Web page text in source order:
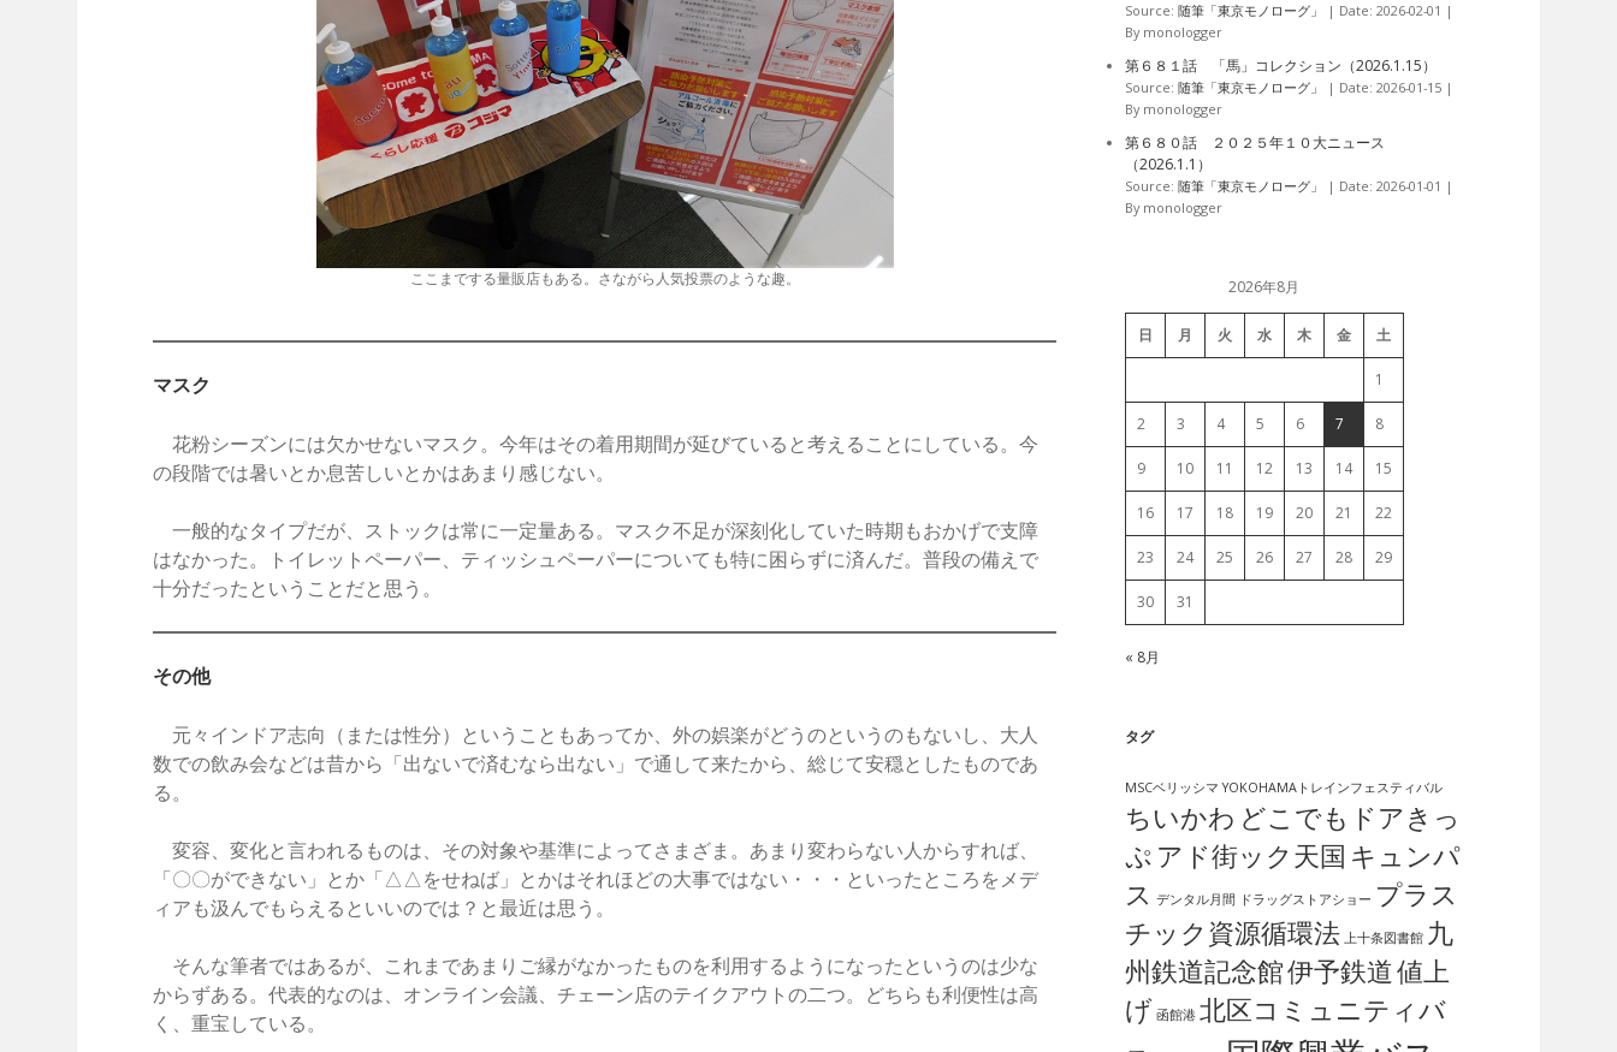
ここまでする量販店もある。さながら人気投票のような趣。
マスク
花粉シーズンには欠かせないマスク。今年はその着用期間が延びていると考えることにしている。今
の段階では暑いとか息苦しいとかはあまり感じない。
一般的なタイプだが、ストックは常に一定量ある。マスク不足が深刻化していた時期もおかげで支障
はなかった。トイレットペーパー、ティッシュペーパーについても特に困らずに済んだ。普段の備えで
十分だったということだと思う。
その他
元々インドア志向（または性分）ということもあってか、外の娯楽がどうのというのもないし、大人
数での飲み会などは昔から「出ないで済むなら出ない」で通して来たから、総じて安穏としたものであ
る。
変容、変化と言われるものは、その対象や基準によってさまざま。あまり変わらない人からすれば、
「〇〇ができない」とか「△△をせねば」とかはそれほどの大事ではない・・・といったところをメデ
ィアも汲んでもらえるといいのでは？と最近は思う。
そんな筆者ではあるが、これまであまりご縁がなかったものを利用するようになったというのは少な
からずある。代表的なのは、オンライン会議、チェーン店のテイクアウトの二つ。どちらも利便性は高
く、重宝している。
Source: 随筆「東京モノローグ」
Date: 2026-02-01
By monologger
第６８１話 「馬」コレクション（2026.1.15）
Source: 随筆「東京モノローグ」
Date: 2026-01-15
By monologger
第６８０話 ２０２５年１０大ニュース
（2026.1.1）
Source: 随筆「東京モノローグ」
Date: 2026-01-01
By monologger
2026年8月
日 月 火 水 木 金 土
1
2 3 4 5 6 7 8
9 10 11 12 13 14 15
16 17 18 19 20 21 22
23 24 25 26 27 28 29
30 31
« 8月
タグ
MSCベリッシマ YOKOHAMAトレインフェスティバル
ちいかわ どこでもドアきっ
ぷ アド街ック天国 キュンパ
ス デンタル月間 ドラッグストアショー プラス
チック資源循環法 上十条図書館 九
州鉄道記念館伊予鉄道値上
げ 函館港 北区コミュニティバ